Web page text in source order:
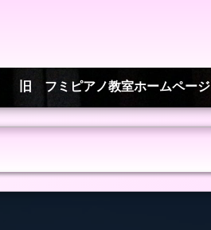
旧 フミピアノ教室ホームページ